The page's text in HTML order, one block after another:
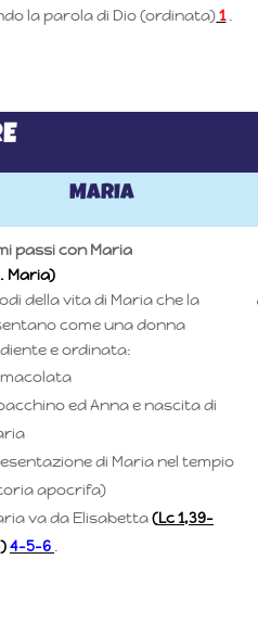
la parola di Dio (ordinata)1.
MARIA
passi con Maria
Maria)
della vita di Maria che la
come una donna
e ordinata:
ed Anna e nascita di
di Maria nel tempio
apocrifa)
va da Elisabetta(Lc 1,39-
)4-5-6 .